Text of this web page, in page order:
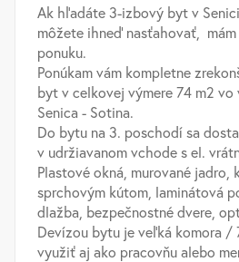
Ak hľadáte 3-izbový byt v
môžete ihneď nasťahovať, mám
ponuku.
Ponúkam vám kompletne
byt v celkovej výmere 74 m2
Senica - Sotina.
Do bytu na 3. poschodí sa
v udržiavanom vchode s el.
Plastové okná, murované jadro,
sprchovým kútom, laminátová
dlažba, bezpečnostné dvere,
Devízou bytu je veľká komora /
využiť aj ako pracovňu alebo